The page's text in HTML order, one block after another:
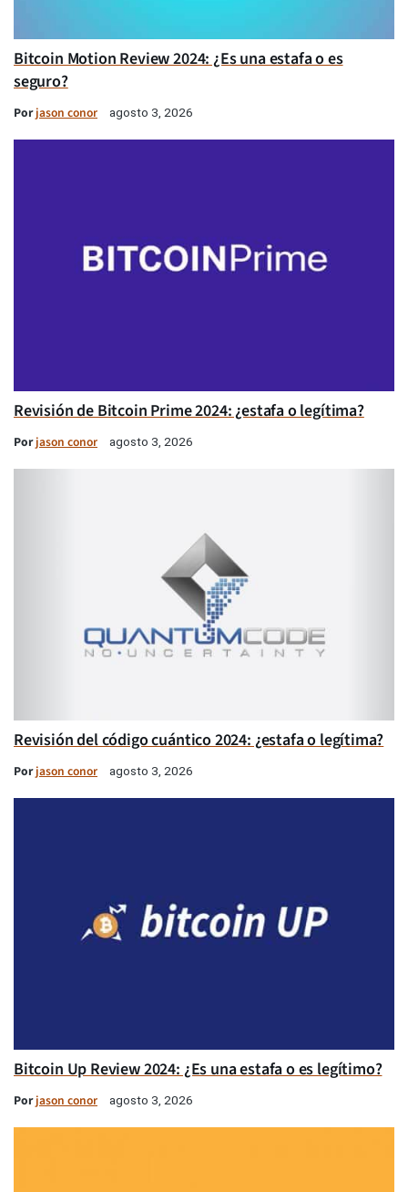
Bitcoin Motion Review 2024: ¿Es una estafa o es
seguro?
Porjason conor agosto 3, 2026
Revisión de Bitcoin Prime 2024: ¿estafa o legítima?
Porjason conor agosto 3, 2026
Revisión del código cuántico 2024: ¿estafa o legítima?
Porjason conor agosto 3, 2026
Bitcoin Up Review 2024: ¿Es una estafa o es legítimo?
Porjason conor agosto 3, 2026